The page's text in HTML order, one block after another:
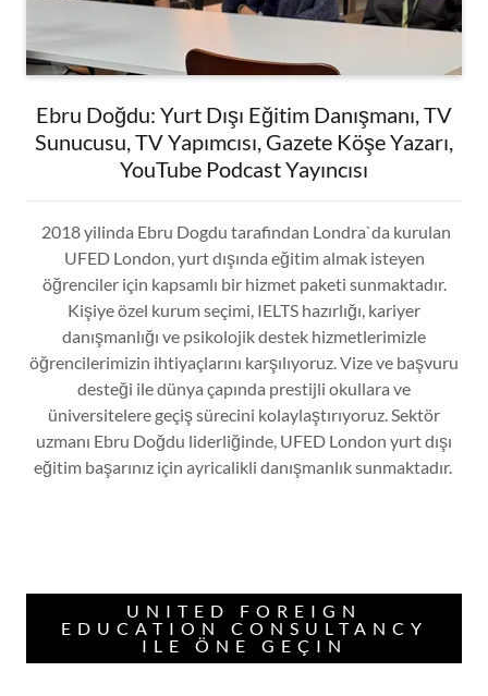
Ebru Doğdu: Yurt Dışı Eğitim Danışmanı, TV
Sunucusu, TV Yapımcısı, Gazete Köşe Yazarı,
YouTube Podcast Yayıncısı
2018 yilinda Ebru Dogdu tarafindan Londra`da kurulan
UFED London, yurt dışında eğitim almak isteyen
öğrenciler için kapsamlı bir hizmet paketi sunmaktadır.
Kişiye özel kurum seçimi, IELTS hazırlığı, kariyer
danışmanlığı ve psikolojik destek hizmetlerimizle
öğrencilerimizin ihtiyaçlarını karşılıyoruz. Vize ve başvuru
desteği ile dünya çapında prestijli okullara ve
üniversitelere geçiş sürecini kolaylaştırıyoruz. Sektör
uzmanı Ebru Doğdu liderliğinde, UFED London yurt dışı
eğitim başarınız için ayricalikli danışmanlık sunmaktadır.
UNITED FOREIGN
EDUCATION CONSULTANCY
ILE ÖNE GEÇIN